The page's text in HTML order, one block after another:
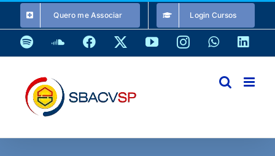
o
conteúdo
Quero me Associar Login Cursos
SpotifySoundCloud
Facebook YouTubeInstagramWhatsApp